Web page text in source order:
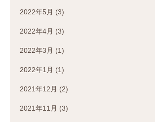
2022年5月 (3)
2022年4月 (3)
2022年3月 (1)
2022年1月 (1)
2021年12月 (2)
2021年11月 (3)